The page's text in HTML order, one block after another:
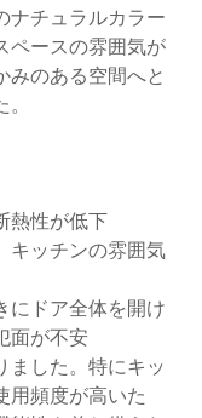
ナチュラルカラー
ペースの雰囲気が
みのある空間へと
熱性が低下
キッチンの雰囲気
にドア全体を開け
面が不安
ました。特にキッ
用頻度が高いた